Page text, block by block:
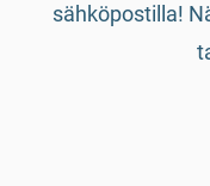
sähköpostilla!